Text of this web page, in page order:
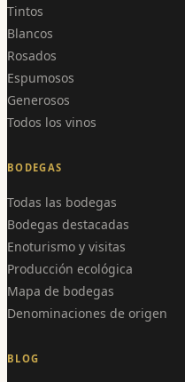
Tintos
Blancos
Rosados
Espumosos
Generosos
Todos los vinos
BODEGAS
Todas las bodegas
Bodegas destacadas
Enoturismo y visitas
Producción ecológica
Mapa de bodegas
Denominaciones de origen
BLOG